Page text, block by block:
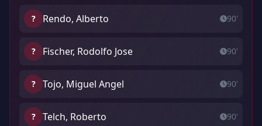
? Rendo, Alberto 90'
? Fischer, Rodolfo Jose 90'
? Tojo, Miguel Angel 90'
? Telch, Roberto 90'